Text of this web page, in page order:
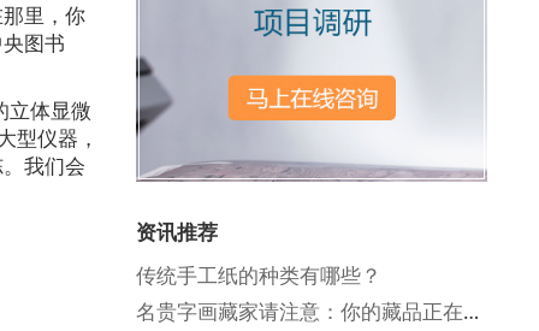
里，你
图书
立体显微
型仪器，
我们会
资讯推荐
传统手工纸的种类有哪些？
名贵字画藏家请注意：你的藏品正在悄悄贬值！